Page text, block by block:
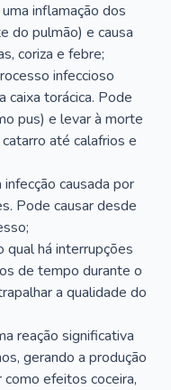
inflamação dos
do pulmão) e causa
coriza e febre;
infeccioso
caixa torácica. Pode
pus) e levar à morte
até calafrios e
causada por
Pode causar desde
qual há interrupções
de tempo durante o
a qualidade do
reação significativa
gerando a produção
efeitos coceira,